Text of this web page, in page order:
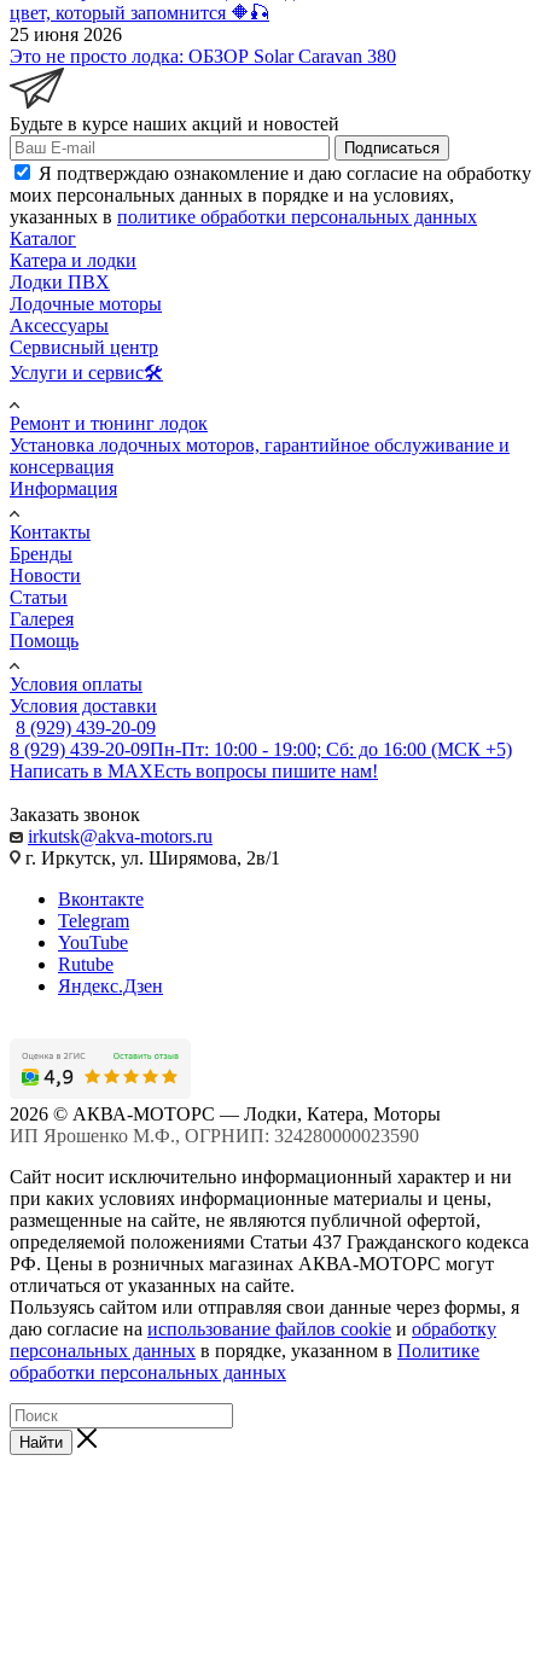
цвет, который запомнится 🔶🎣
25 июня 2026
Это не просто лодка: ОБЗОР Solar Caravan 380
Будьте в курсе наших акций и новостей
Подписаться
Я подтверждаю ознакомление и даю согласие на обработку
моих персональных данных в порядке и на условиях,
указанных в политике обработки персональных данных
Каталог
Катера и лодки
Лодки ПВХ
Лодочные моторы
Аксессуары
Сервисный центр
Услуги и сервис🛠️
Ремонт и тюнинг лодок
Установка лодочных моторов, гарантийное обслуживание и
консервация
Информация
Контакты
Бренды
Новости
Статьи
Галерея
Помощь
Условия оплаты
Условия доставки
8 (929) 439-20-09
8 (929) 439-20-09Пн-Пт: 10:00 - 19:00; Сб: до 16:00 (МСК +5)
Написать в MAXЕсть вопросы пишите нам!
Заказать звонок
irkutsk@akva-motors.ru
г. Иркутск, ул. Ширямова, 2в/1
Вконтакте
Telegram
YouTube
Rutube
Яндекс.Дзен
2026 © АКВА-МОТОРС — Лодки, Катера, Моторы
ИП Ярошенко М.Ф., ОГРНИП: 324280000023590
Сайт носит исключительно информационный характер и ни
при каких условиях информационные материалы и цены,
размещенные на сайте, не являются публичной офертой,
определяемой положениями Статьи 437 Гражданского кодекса
РФ. Цены в розничных магазинах АКВА-МОТОРС могут
отличаться от указанных на сайте.
Пользуясь сайтом или отправляя свои данные через формы, я
даю согласие на использование файлов cookie и обработку
персональных данных в порядке, указанном в Политике
обработки персональных данных
Найти